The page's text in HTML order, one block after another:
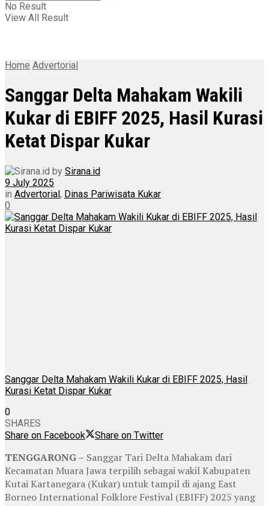
No Result
View All Result
Home Advertorial
Sanggar Delta Mahakam Wakili
Kukar di EBIFF 2025, Hasil Kurasi
Ketat Dispar Kukar
by Sirana.id
9 July 2025
in Advertorial, Dinas Pariwisata Kukar
0
Sanggar Delta Mahakam Wakili Kukar di EBIFF 2025, Hasil
Kurasi Ketat Dispar Kukar
0
SHARES
Share on Facebook
Share on Twitter
TENGGARONG – Sanggar Tari Delta Mahakam dari
Kecamatan Muara Jawa terpilih sebagai wakil Kabupaten
Kutai Kartanegara (Kukar) untuk tampil di ajang East
Borneo International Folklore Festival (EBIFF) 2025 yang